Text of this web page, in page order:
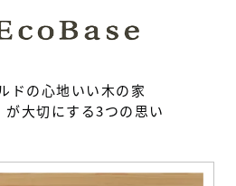
ドの心地いい木の家
が大切にする3つの思い